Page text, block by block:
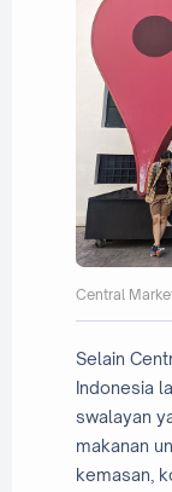
Central
Selain
Indonesia
swalayan
makanan
kemasan,